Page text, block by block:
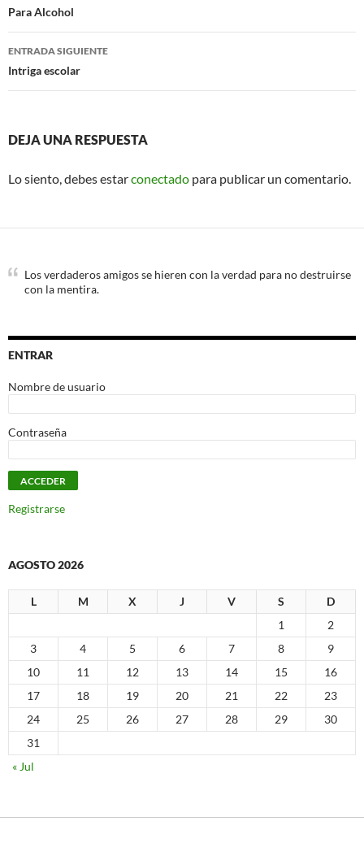
de
entradas
Para Alcohol
ENTRADA SIGUIENTE
Intriga escolar
DEJA UNA RESPUESTA
Lo siento, debes estarconectado para publicar un comentario.
Los verdaderos amigos se hieren con la verdad para no destruirse
con la mentira.
ENTRAR
Nombre de usuario
Contraseña
Registrarse
AGOSTO 2026
L M X J V S
D
1
2
3
4 5 6 7 8
9
10
11 12 13 14 15
16
17
18 19 20 21 22
23
24
25 26 27 28 29
30
31
« Jul